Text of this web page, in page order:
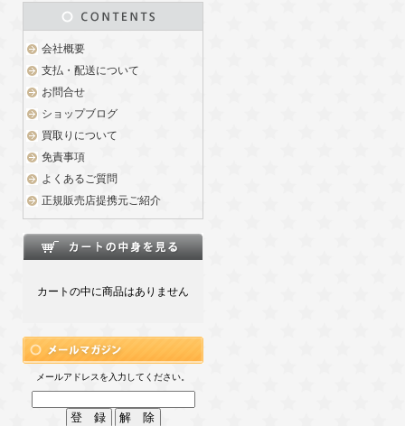
会社概要
支払・配送について
お問合せ
ショップブログ
買取りについて
免責事項
よくあるご質問
正規販売店提携元ご紹介
カートの中に商品はありません
メールアドレスを入力してください。